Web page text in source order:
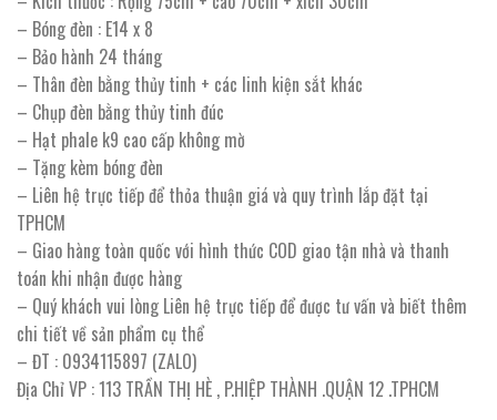
là:
3.500.000 ₫.
tại
1.950.000 ₫.
– Bóng đèn : E14 x 8
– Bảo hành 24 tháng
– Thân đèn bằng thủy tinh + các linh kiện sắt khác
– Chụp đèn bằng thủy tinh đúc
– Hạt phale k9 cao cấp không mờ
– Tặng kèm bóng đèn
– Liên hệ trực tiếp để thỏa thuận giá và quy trình lắp đặt tại
TPHCM
– Giao hàng toàn quốc với hình thức COD giao tận nhà và thanh
toán khi nhận được hàng
– Quý khách vui lòng Liên hệ trực tiếp để được tư vấn và biết thêm
chi tiết về sản phẩm cụ thể
– ĐT : 0934115897 (ZALO)
Địa Chỉ VP : 113 TRẦN THỊ HÈ , P.HIỆP THÀNH .QUẬN 12 .TPHCM